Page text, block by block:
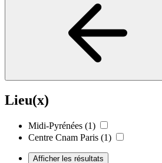
Lieu(x)
Midi-Pyrénées (1)
Centre Cnam Paris (1)
Afficher les résultats